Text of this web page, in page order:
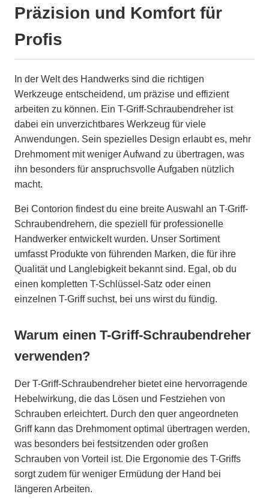
Präzision und Komfort für
Profis
In der Welt des Handwerks sind die richtigen
Werkzeuge entscheidend, um präzise und effizient
arbeiten zu können. Ein T-Griff-Schraubendreher ist
dabei ein unverzichtbares Werkzeug für viele
Anwendungen. Sein spezielles Design erlaubt es, mehr
Drehmoment mit weniger Aufwand zu übertragen, was
ihn besonders für anspruchsvolle Aufgaben nützlich
macht.
Bei Contorion findest du eine breite Auswahl an T-Griff-
Schraubendrehern, die speziell für professionelle
Handwerker entwickelt wurden. Unser Sortiment
umfasst Produkte von führenden Marken, die für ihre
Qualität und Langlebigkeit bekannt sind. Egal, ob du
einen kompletten T-Schlüssel-Satz oder einen
einzelnen T-Griff suchst, bei uns wirst du fündig.
Warum einen T-Griff-Schraubendreher
verwenden?
Der T-Griff-Schraubendreher bietet eine hervorragende
Hebelwirkung, die das Lösen und Festziehen von
Schrauben erleichtert. Durch den quer angeordneten
Griff kann das Drehmoment optimal übertragen werden,
was besonders bei festsitzenden oder großen
Schrauben von Vorteil ist. Die Ergonomie des T-Griffs
sorgt zudem für weniger Ermüdung der Hand bei
längeren Arbeiten.